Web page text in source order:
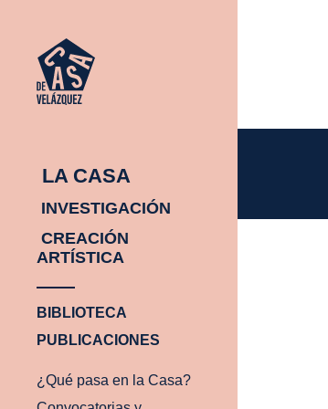
LA CASA
INVESTIGACIÓN
CREACIÓN
ARTÍSTICA
BIBLIOTECA
PUBLICACIONES
¿Qué pasa en la Casa?